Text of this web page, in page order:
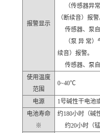
报警显示
（传感器异常
（断续音）报警
传感器、泵
（泵 异 常）
续音）报警。
传感器、泵
使用温度
范围
0~40℃
电源
1号碱性干电池
电池寿命
※
约180小时（碱
约20小时（锰